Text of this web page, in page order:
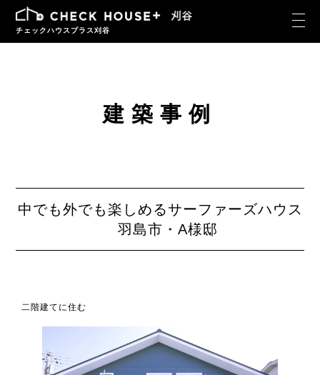
チェックハウスプラス刈谷
建築事例
中でも外でも楽しめるサーファーズハウス
羽島市・A様邸
二階建てに住む